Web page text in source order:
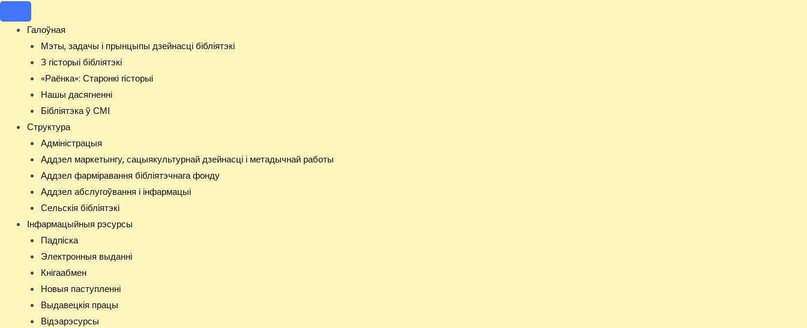
Перейти
к
содержимому
Галоўная
Мэты, задачы і прынцыпы дзейнасці бібліятэкі
З гісторыі бібліятэкі
«Раёнка»: Старонкi гiсторыi
Нашы дасягненні
Бібліятэка ў СМІ
Структура
Адміністрацыя
Аддзел маркетынгу, сацыякультурнай дзейнасці і метадычнай работы
Аддзел фарміравання бібліятэчнага фонду
Аддзел абслугоўвання і інфармацыі
Сельскія бібліятэкі
Інфармацыйныя рэсурсы
Падпiска
Электронныя выданні
Кнігаабмен
Новыя паступленні
Выдавецкія працы
Відэарэсурсы